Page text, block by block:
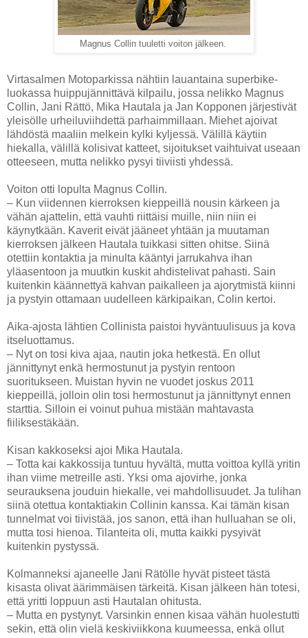
Magnus Collin tuuletti voiton jälkeen.
Virtasalmen Motoparkissa nähtiin lauantaina superbike-
luokassa huippujännittävä kilpailu, jossa nelikko Magnus
Collin, Jani Rättö, Mika Hautala ja Jan Kopponen järjestivät
yleisölle urheiluviihdettä parhaimmillaan. Miehet ajoivat
lähdöstä maaliin melkein kylki kyljessä. Välillä käytiin
hiekalla, välillä kolisivat katteet, sijoitukset vaihtuivat useaan
otteeseen, mutta nelikko pysyi tiiviisti yhdessä.
Voiton otti lopulta Magnus Collin.
– Kun viidennen kierroksen kieppeillä nousin kärkeen ja
vähän ajattelin, että vauhti riittäisi muille, niin niin ei
käynytkään. Kaverit eivät jääneet yhtään ja muutaman
kierroksen jälkeen Hautala tuikkasi sitten ohitse. Siinä
otettiin kontaktia ja minulta kääntyi jarrukahva ihan
yläasentoon ja muutkin kuskit ahdistelivat pahasti. Sain
kuitenkin käännettyä kahvan paikalleen ja ajorytmistä kiinni
ja pystyin ottamaan uudelleen kärkipaikan, Colin kertoi.
Aika-ajosta lähtien Collinista paistoi hyväntuulisuus ja kova
itseluottamus.
– Nyt on tosi kiva ajaa, nautin joka hetkestä. En ollut
jännittynyt enkä hermostunut ja pystyin rentoon
suoritukseen. Muistan hyvin ne vuodet joskus 2011
kieppeillä, jolloin olin tosi hermostunut ja jännittynyt ennen
starttia. Silloin ei voinut puhua mistään mahtavasta
fiiliksestäkään.
Kisan kakkoseksi ajoi Mika Hautala.
– Totta kai kakkossija tuntuu hyvältä, mutta voittoa kyllä yritin
ihan viime metreille asti. Yksi oma ajovirhe, jonka
seurauksena jouduin hiekalle, vei mahdollisuudet. Ja tulihan
siinä otettua kontaktiakin Collinin kanssa. Kai tämän kisan
tunnelmat voi tiivistää, jos sanon, että ihan hulluahan se oli,
mutta tosi hienoa. Tilanteita oli, mutta kaikki pysyivät
kuitenkin pystyssä.
Kolmanneksi ajaneelle Jani Rätölle hyvät pisteet tästä
kisasta olivat äärimmäisen tärkeitä. Kisan jälkeen hän totesi,
että yritti loppuun asti Hautalan ohitusta.
– Mutta en pystynyt. Varsinkin ennen kisaa vähän huolestutti
sekin, että olin vielä keskiviikkona kuumeessa, enkä ollut